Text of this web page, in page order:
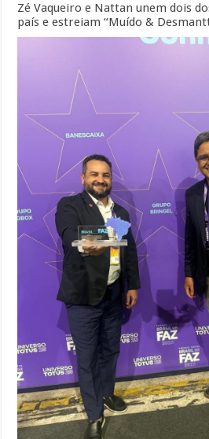
Zé Vaqueiro e Nattan unem dois
país e estreiam “Muído &